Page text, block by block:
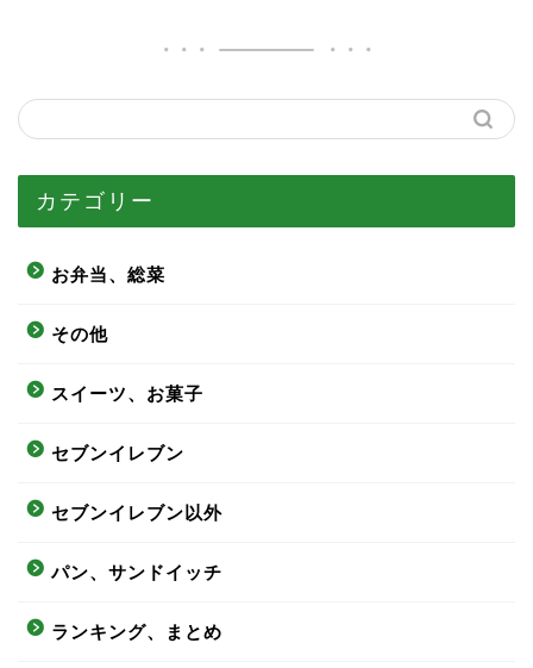
カテゴリー
お弁当、総菜
その他
スイーツ、お菓子
セブンイレブン
セブンイレブン以外
パン、サンドイッチ
ランキング、まとめ